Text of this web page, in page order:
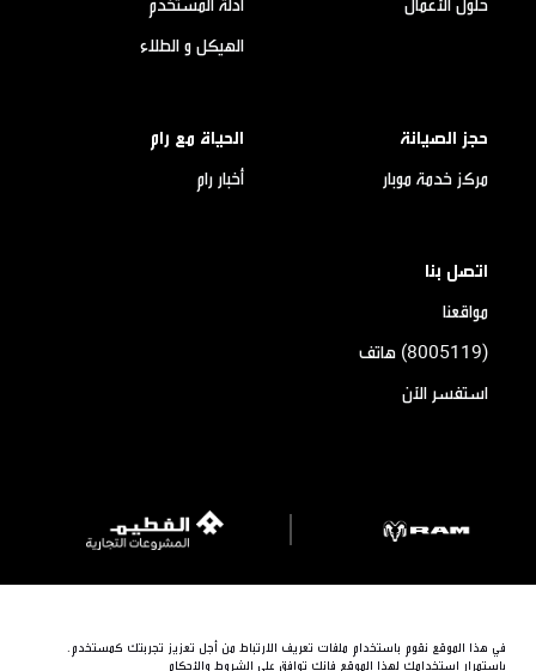
الهيكل و الطلاء
حجز الصيانة
مركز خدمة موبار
الحياة مع رام
أخبار رام
اتصل بنا
مواقعنا
(8005119) هاتف
استفسر الآن
سياسة ملفات الارتباط
في هذا الموقع نقوم باستخدام ملفات تعريف الارتباط من أجل تعزيز تجربتك كمستخدم.
باستمرار استخدامك لهذا الموقع فإنك توافق على الشروط والأحكام